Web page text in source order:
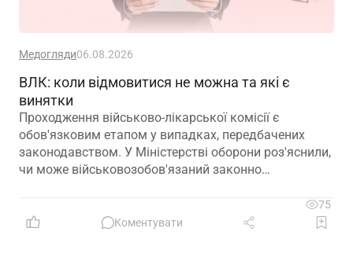
Медогляди06.08.2026
ВЛК: коли відмовитися не можна та які є
винятки
Проходження військово-лікарської комісії є
обов'язковим етапом у випадках, передбачених
законодавством. У Міністерстві оборони роз'яснили,
чи може військовозобов'язаний законно
матиме така відмова та що робити, якщо особа не
погоджується з направленням на ВЛК
75
Коментувати